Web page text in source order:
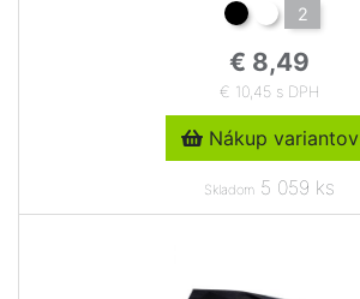
2
€ 8,49
€ 10,45 s DPH
Nákup variantov
Skladom 5 059 ks